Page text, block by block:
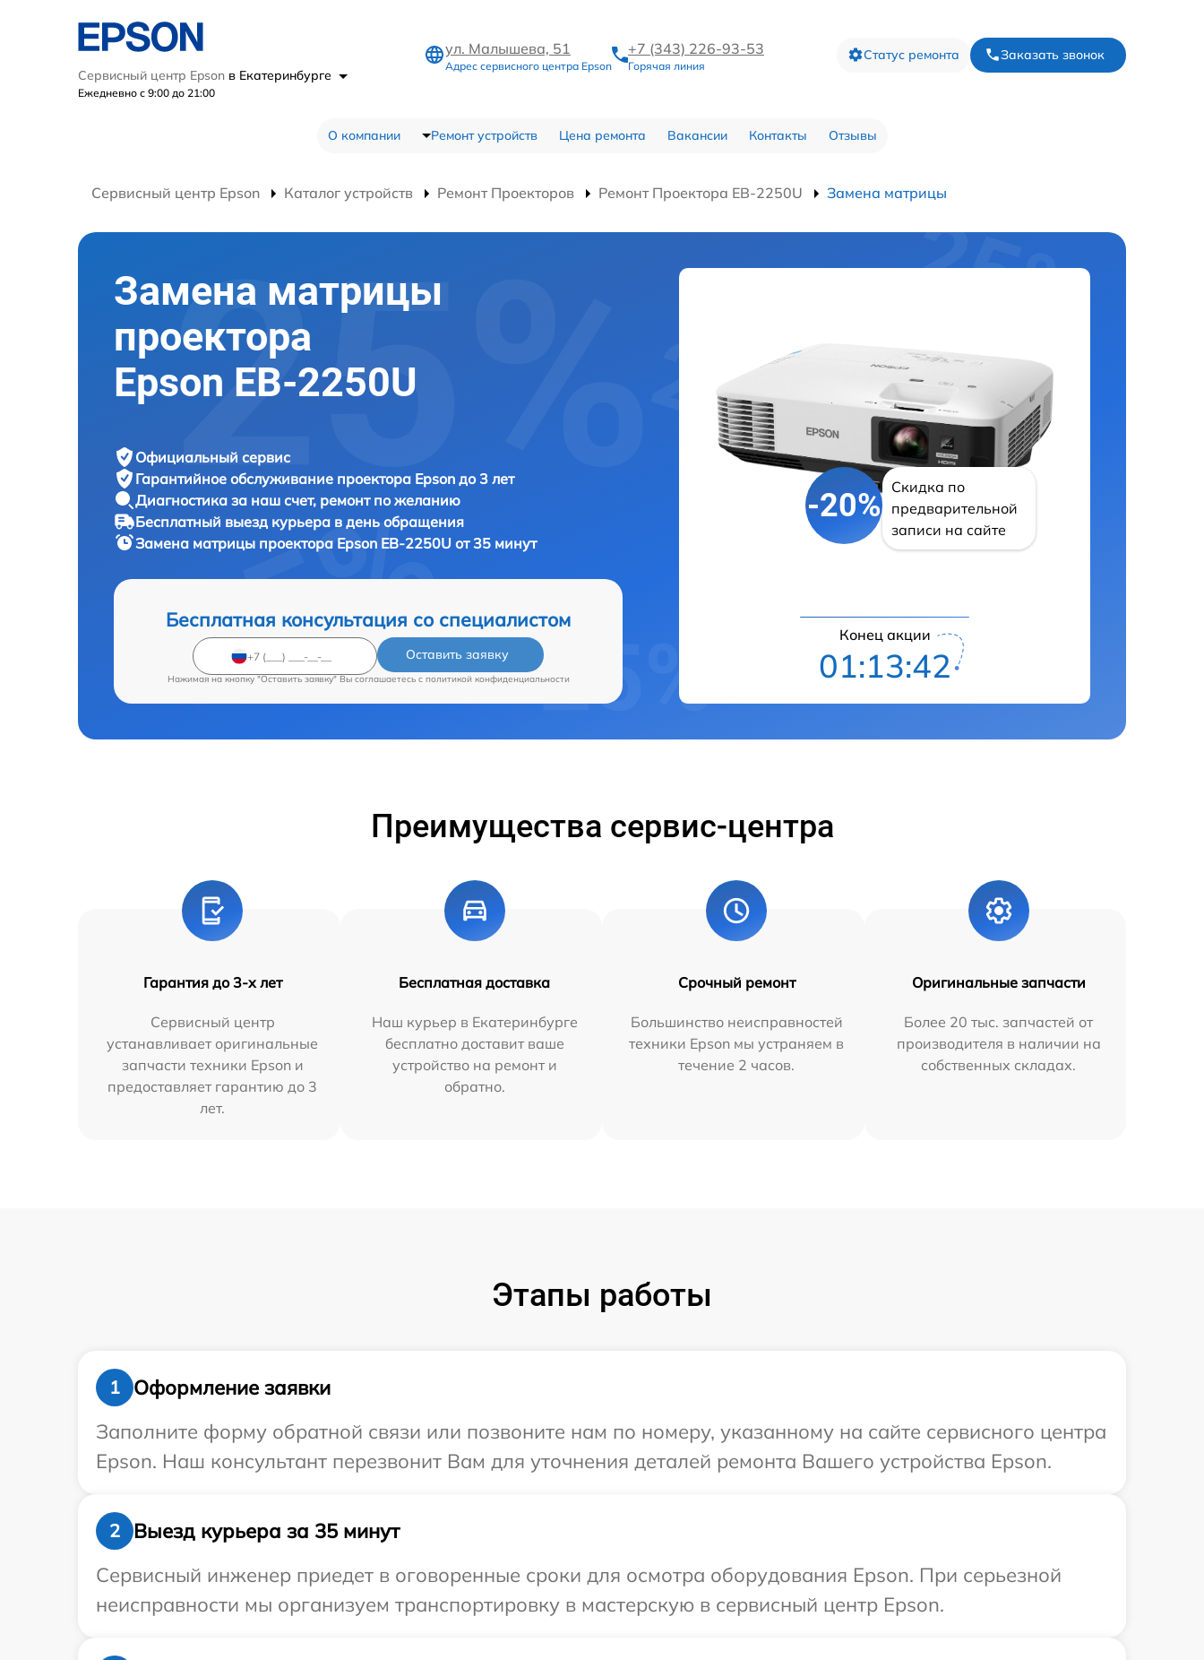
Сервисный центр Epson в Екатеринбурге
Ежедневно с 9:00 до 21:00
ул. Малышева, 51
Адрес сервисного центра Epson
+7 (343) 226-93-53
Горячая линия
Статус ремонта Заказать звонок
О компании Ремонт устройств Цена ремонта Вакансии Контакты Отзывы
Сервисный центр Epson Каталог устройств Ремонт Проекторов Ремонт Проектора EB-2250U Замена матрицы
Замена матрицы
проектора
Epson EB-2250U
Официальный сервис
Гарантийное обслуживание проектора Epson до 3 лет
Диагностика за наш счет, ремонт по желанию
Бесплатный выезд курьера в день обращения
Замена матрицы проектора Epson EB-2250U от 35 минут
Бесплатная консультация со специалистом
Оставить заявку
Нажимая на кнопку "Оставить заявку" Вы соглашаетесь c политикой конфиденциальности
-20%
Скидка по
предварительной
записи на сайте
Конец акции
01:13:41
Преимущества сервис-центра
Гарантия до 3-х лет
Сервисный центр
устанавливает оригинальные
запчасти техники Epson и
предоставляет гарантию до 3
лет.
Бесплатная доставка
Наш курьер в Екатеринбурге
бесплатно доставит ваше
устройство на ремонт и
обратно.
Срочный ремонт
Большинство неисправностей
техники Epson мы устраняем в
течение 2 часов.
Оригинальные запчасти
Более 20 тыс. запчастей от
производителя в наличии на
собственных складах.
Этапы работы
1
Оформление заявки
Заполните форму обратной связи или позвоните нам по номеру, указанному на сайте сервисного центра
Epson. Наш консультант перезвонит Вам для уточнения деталей ремонта Вашего устройства Epson.
2
Выезд курьера за 35 минут
Сервисный инженер приедет в оговоренные сроки для осмотра оборудования Epson. При серьезной
неисправности мы организуем транспортировку в мастерскую в сервисный центр Epson.